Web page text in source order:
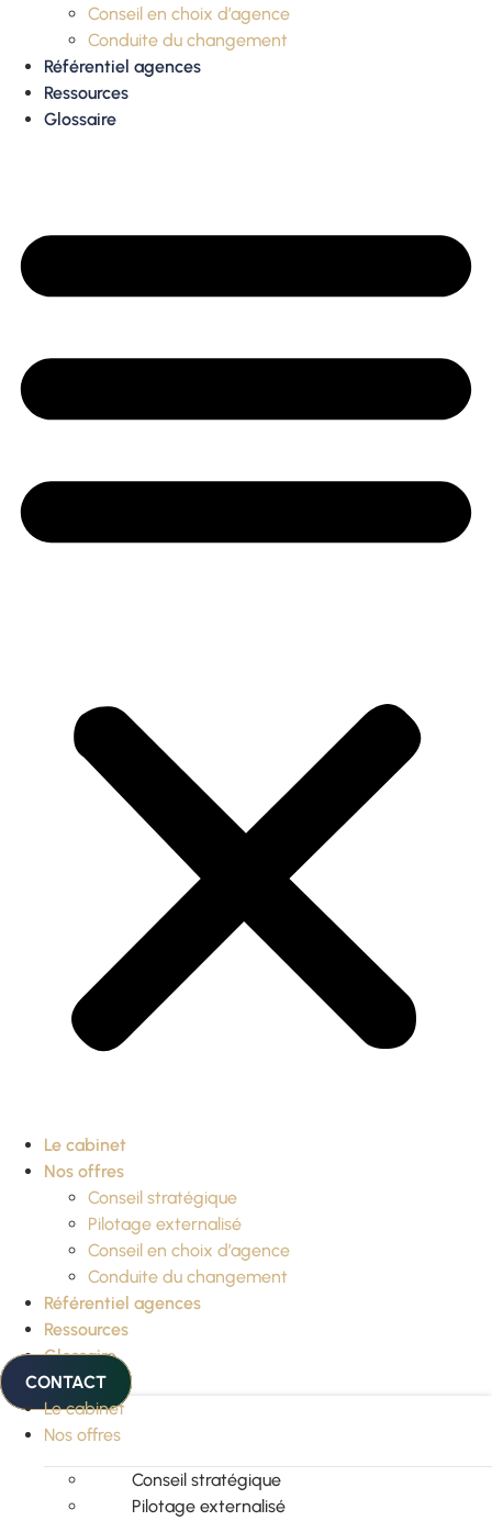
Conseil en choix d’agence
Conduite du changement
Référentiel agences
Ressources
Glossaire
Le cabinet
Nos offres
Conseil stratégique
Pilotage externalisé
Conseil en choix d’agence
Conduite du changement
Référentiel agences
Ressources
Glossaire
CONTACT
Le cabinet
Nos offres
Conseil stratégique
Pilotage externalisé